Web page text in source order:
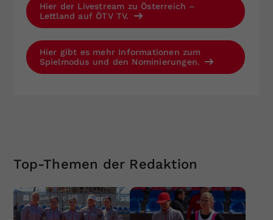
Hier der Livestream zu Österreich –
Lettland auf ÖTV TV.
Hier gibt es mehr Informationen zum
Spielmodus und den Nominierungen.
Top-Themen der Redaktion